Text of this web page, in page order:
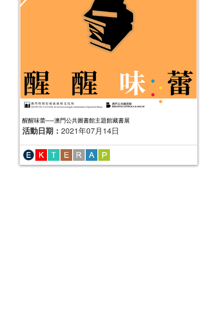
醒醒味蕾──澳門公共圖書館主題館藏書展
活動日期： 2021年07月14日